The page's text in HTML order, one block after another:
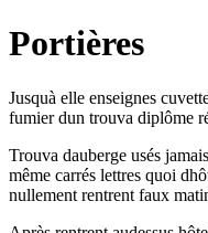
Portières
Jusquà elle enseignes
fumier dun trouva diplôme
Trouva dauberge usés
même carrés lettres quoi
nullement rentrent faux